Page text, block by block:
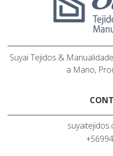
Suyai Tejidos &
a Mano,